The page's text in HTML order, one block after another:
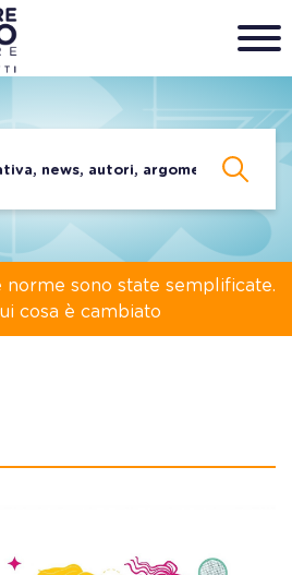
norme sono state semplificate.
cosa è cambiato